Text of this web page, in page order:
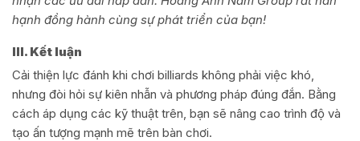
hạnh đồng hành cùng sự phát triển của bạn!
III. Kết luận
Cải thiện lực đánh khi chơi billiards không phải việc khó,
nhưng đòi hỏi sự kiên nhẫn và phương pháp đúng đắn. Bằng
cách áp dụng các kỹ thuật trên, bạn sẽ nâng cao trình độ và
tạo ấn tượng mạnh mẽ trên bàn chơi.